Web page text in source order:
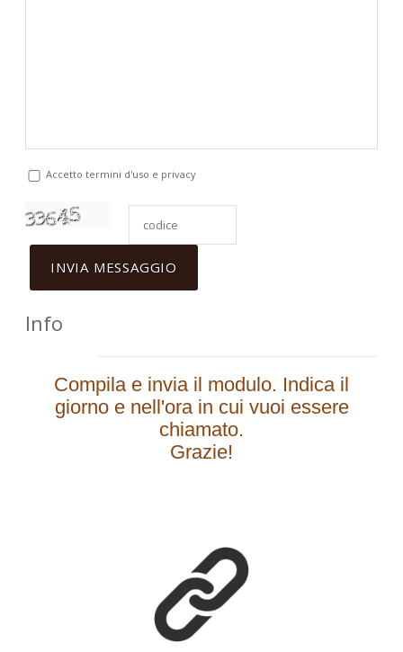
Accetto termini d'uso e privacy
Info
Compila e invia il modulo. Indica il
giorno e nell'ora in cui vuoi essere
chiamato.
Grazie!